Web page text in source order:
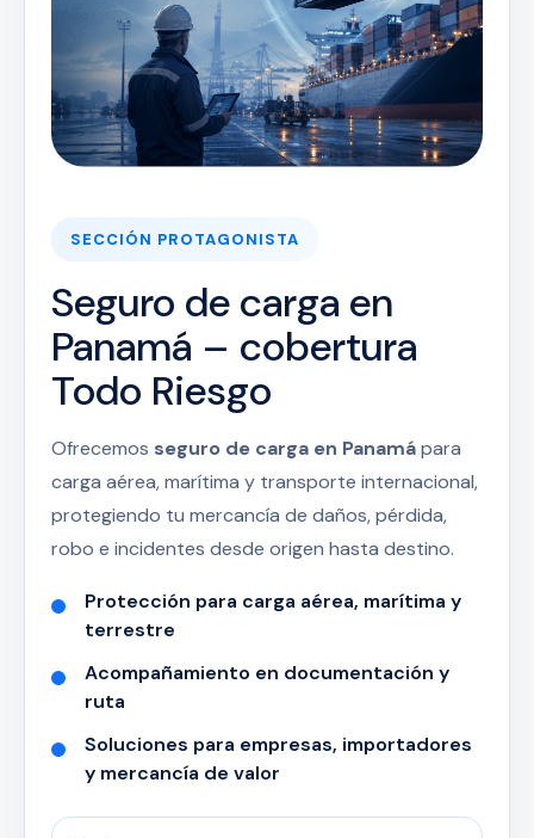
SECCIÓN PROTAGONISTA
Seguro de carga en
Panamá – cobertura
Todo Riesgo
Ofrecemos seguro de carga en Panamápara
carga aérea, marítima y transporte internacional,
protegiendo tu mercancía de daños, pérdida,
robo e incidentes desde origen hasta destino.
Protección para carga aérea, marítima y
terrestre
Acompañamiento en documentación y
ruta
Soluciones para empresas, importadores
y mercancía de valor